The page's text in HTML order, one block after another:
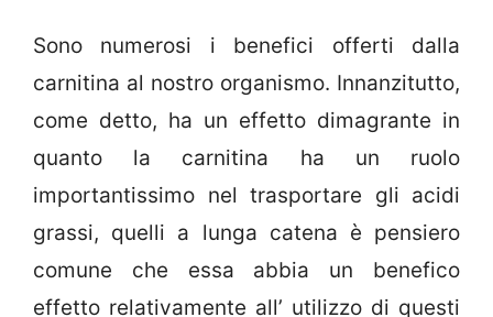
Sono numerosi i benefici offerti dalla
carnitina al nostro organismo. Innanzitutto,
come detto, ha un effetto dimagrante in
quanto la carnitina ha un ruolo
importantissimo nel trasportare gli acidi
grassi, quelli a lunga catena è pensiero
comune che essa abbia un benefico
effetto relativamente all’ utilizzo di questi